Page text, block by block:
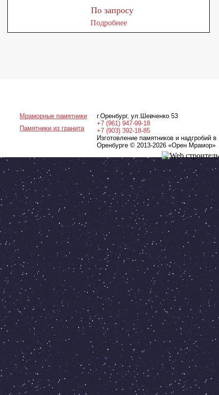
По запросу
Подробнее
Мраморные памятники
Памятники из гранита
г.Оренбург, ул.Шевченко 53
+7 (961) 947-99-18
+7 (903) 392-18-85
Изготовление памятников и надгробий в
Оренбурге © 2013-2026 «Орен Мрамор»